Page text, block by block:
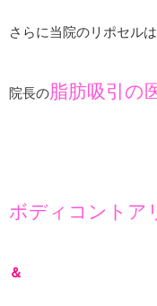
さらに当院のリポセルは
院長の脂肪吸引の
ボディコントア
＆